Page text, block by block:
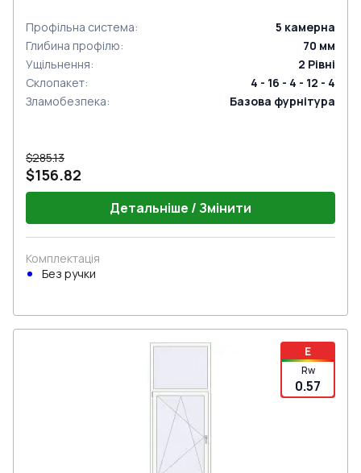
Профільна система: 5 камерна
Глибина профілю: 70 мм
Ущільнення: 2 Рівні
Склопакет:
4 - 16 - 4 - 12 - 4
Зламобезпека: Базова фурнітура
$285.13
$156.82
Детальніше / Змінити
Комплектація
Без ручки
E
Rw
0.57